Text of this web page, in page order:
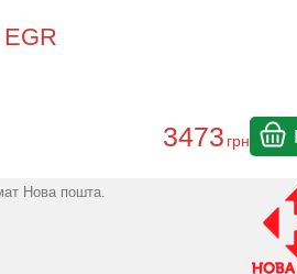
3473 грн
Нова пошта.